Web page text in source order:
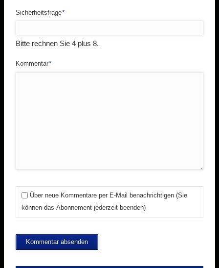
Pflichtfeld
Sicherheitsfrage*
Bitte rechnen Sie 4 plus 8.
Pflichtfeld
Kommentar*
Über neue Kommentare per E-Mail benachrichtigen (Sie
können das Abonnement jederzeit beenden)
Kommentar absenden